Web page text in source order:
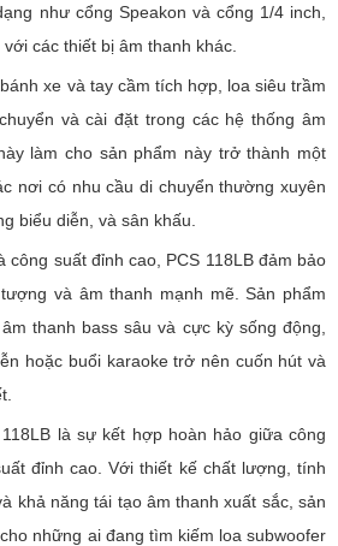
như cổng Speakon và cổng 1/4 inch,
các thiết bị âm thanh khác.
xe và tay cầm tích hợp, loa siêu trầm
và cài đặt trong các hệ thống âm
làm cho sản phẩm này trở thành một
nơi có nhu cầu di chuyển thường xuyên
biểu diễn, và sân khấu.
công suất đỉnh cao, PCS 118LB đảm bảo
và âm thanh mạnh mẽ. Sản phẩm
thanh bass sâu và cực kỳ sống động,
hoặc buổi karaoke trở nên cuốn hút và
là sự kết hợp hoàn hảo giữa công
đỉnh cao. Với thiết kế chất lượng, tính
khả năng tái tạo âm thanh xuất sắc, sản
những ai đang tìm kiếm loa subwoofer